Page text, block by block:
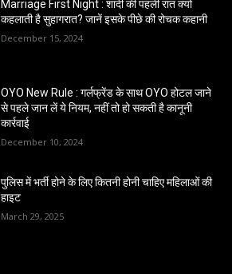
Marriage First Night : शादी की पहली रात क्यों
कहलाती है सुहागरात? जानें इसके पीछे की रोचक कहानी
December 15, 2024
OYO New Rule : गर्लफ्रेंड के साथ OYO होटल जाने
से पहले जान लें ये नियम, नहीं तो हो सकती है कानूनी
कार्रवाई
December 10, 2024
पुलिस में भर्ती होने के लिए कितनी होनी चाहिए महिलाओं की
हाइट
March 29, 2025